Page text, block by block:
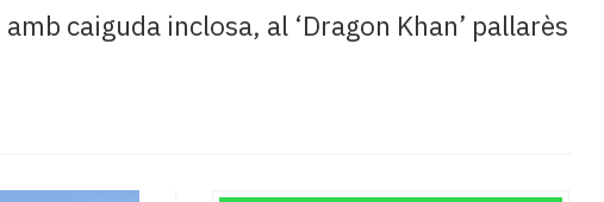
caiguda inclosa, al ‘Dragon Khan’ pallarès